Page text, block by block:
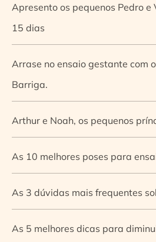
Apresento os pequenos Pedro e
15 dias
Arrase no ensaio gestante com
Barriga.
Arthur e Noah, os pequenos
As 10 melhores poses para
As 3 dúvidas mais frequentes
As 5 melhores dicas para